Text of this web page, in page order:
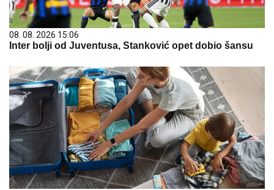
08. 08. 2026 15:06
Inter bolji od Juventusa, Stanković opet dobio šansu